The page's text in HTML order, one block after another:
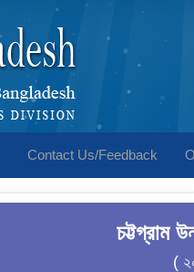
Contact Us/Feedback
চট্টগ্রাম
(